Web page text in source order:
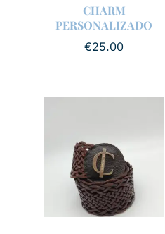
CHARM
PERSONALIZADO
€25.00